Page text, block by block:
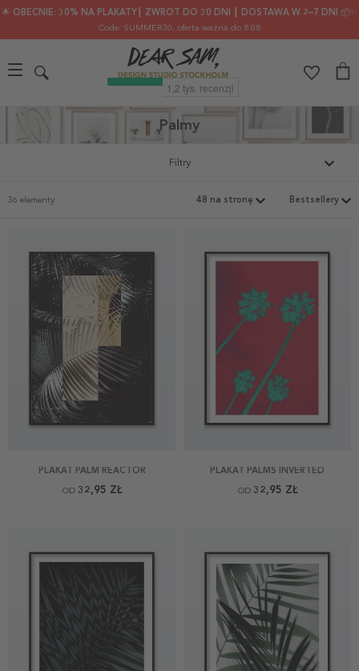
🌟 OBECNIE: 30% NA PLAKATY┃ ZWROT DO 30 DNI ┃ DOSTAWA W 2–7 DNI 📦✨
Code: SUMMER30, oferta ważna do 8.08
Palmy
Filtry
36 elementy
PLAKAT PALM REACTOR
OD 32,95 ZŁ
PLAKAT PALMS INVERTED
OD 32,95 ZŁ